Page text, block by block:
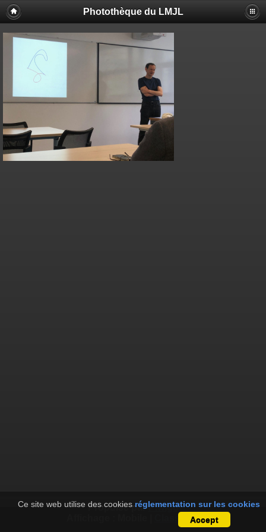
Photothèque du LMJL
Ce site web utilise des cookiesréglementation sur les cookies
Accept
Propulsé parPiwigo
Classique